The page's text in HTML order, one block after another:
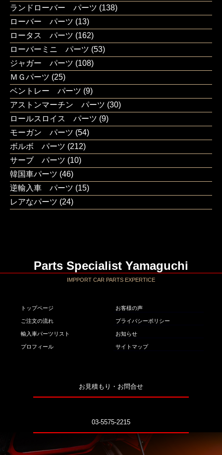
ランドローバー パーツ (138)
ローバー パーツ (13)
ロータス パーツ (162)
ローバーミニ パーツ (53)
ジャガー パーツ (108)
ＭＧパーツ (25)
ベントレー パーツ (9)
アストンマーチン パーツ (30)
ロールスロイス パーツ (9)
モーガン パーツ (54)
ボルボ パーツ (212)
サーブ パーツ (10)
韓国車パーツ (46)
逆輸入車 パーツ (15)
レアなパーツ (24)
Parts Specialist Yamaguchi
IMPPORT CAR PARTS EXPERTICE
トップページ
ご注文の流れ
輸入車パーツリスト
プロフィール
お客様の声
プライバシーポリシー
お知らせ
サイトマップ
お見積もり・お問合せ
03-5575-2215